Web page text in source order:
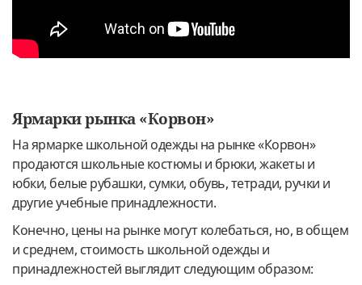
Ярмарки рынка «Корвон»
На ярмарке школьной одежды на рынке «Корвон»
продаются школьные костюмы и брюки, жакеты и
юбки, белые рубашки, сумки, обувь, тетради, ручки и
другие учебные принадлежности.
Конечно, цены на рынке могут колебаться, но, в общем
и среднем, стоимость школьной одежды и
принадлежностей выглядит следующим образом: